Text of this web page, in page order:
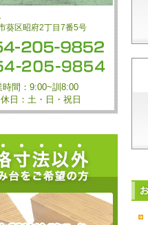
葵区昭府2丁目7番5号
時間：9:00~訓8:00
：土・日・祝日